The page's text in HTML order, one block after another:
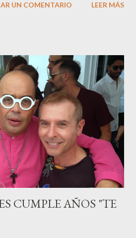
hace poco más de una semana. El top
niño. Marta ha sido toda una
3 meses de embarazo tuvo que
síndrome llamado
los meses fatídicos de
con el embarazo, ahora es una
que ha sido padre este año ha
, el top que desfiló en las mejores
UN COMENTARIO LEER MÁS
CUMPLE AÑOS "TE